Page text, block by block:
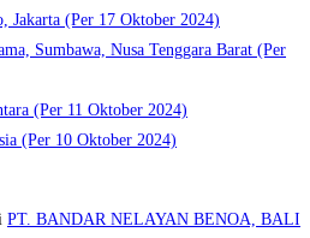
Jakarta (Per 17 Oktober 2024)
Sumbawa, Nusa Tenggara Barat (Per
(Per 11 Oktober 2024)
(Per 10 Oktober 2024)
PT. BANDAR NELAYAN BENOA, BALI